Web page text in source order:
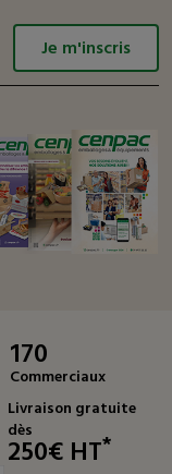
Je m'inscris
170
Commerciaux
Livraison gratuite
dès
250€ HT*